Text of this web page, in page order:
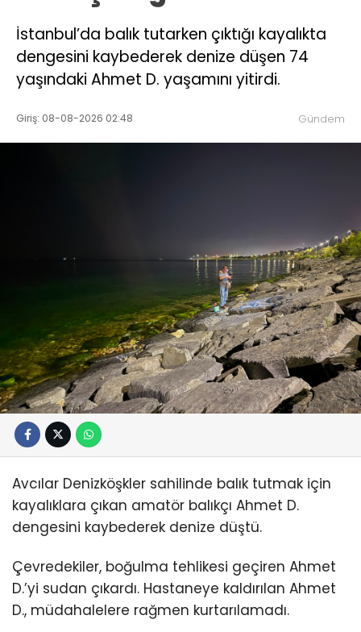
İstanbul’da balık tutarken çıktığı kayalıkta
dengesini kaybederek denize düşen 74
yaşındaki Ahmet D. yaşamını yitirdi.
Giriş: 08-08-2026 02:48 Gündem
Avcılar Denizköşkler sahilinde balık tutmak için
kayalıklara çıkan amatör balıkçı Ahmet D.
dengesini kaybederek denize düştü.
Çevredekiler, boğulma tehlikesi geçiren Ahmet
D.’yi sudan çıkardı. Hastaneye kaldırılan Ahmet
D., müdahalelere rağmen kurtarılamadı.